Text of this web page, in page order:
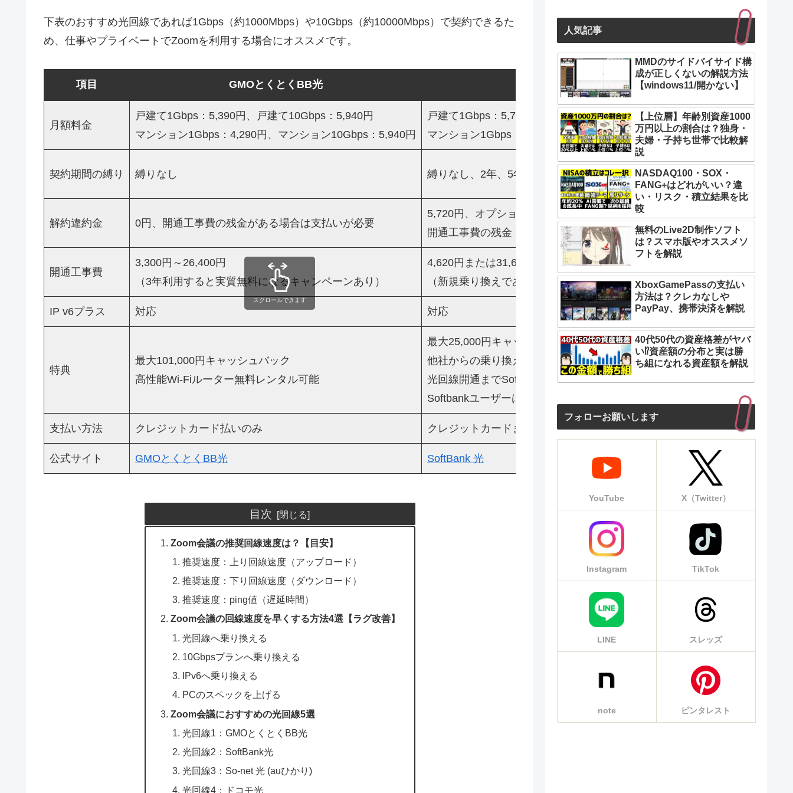
下表のおすすめ光回線であれば1Gbps（約1000Mbps）や10Gbps（約10000Mbps）で契約できるた
め、仕事やプライベートでZoomを利用する場合にオススメです。
項目 GMOとくとくBB光 Softbank光
月額料金
戸建て1Gbps：5,390円、戸建て10Gbps：5,940円
マンション1Gbps：4,290円、マンション10Gbps：5,940円
戸建て1Gbps：5,720円、戸建て10Gbps：6,380円
マンション1Gbps：4,180円、マンション10Gbps：6,380円
戸建て
マンショ
契約期間の縛り 縛りなし 縛りなし、2年、5年から選べる
解約違約金 0円、開通工事費の残金がある場合は支払いが必要
5,720円、オプションありでも最大16,500円まで
開通工事費の残金
開通工事費
3,300円～26,400円
（3年利用すると実質無料になるキャンペーンあり）
4,620円または31,680円
（新規乗り換えであれば2年利用で無料）
IP v6プラス 対応 対応 対応
特典
最大101,000円キャッシュバック
高性能Wi-Fiルーター無料レンタル可能
最大25,000円キャッシュバック
他社からの乗り換えで6か月間は月額料金980円
光回線開通までSoftBank AirかポケットWi-Fiの無料レンタル可能
Softbankユーザーは追加の割引あり
最大
他社から
IP v6プラ
auユーザ
支払い方法 クレジットカード払いのみ クレジットカードまたは口座振替 クレジッ
公式サイト GMOとくとくBB光 SoftBank 光
スクロールできます
目次
Zoom会議の推奨回線速度は？【目安】
推奨速度：上り回線速度（アップロード）
推奨速度：下り回線速度（ダウンロード）
推奨速度：ping値（遅延時間）
Zoom会議の回線速度を早くする方法4選【ラグ改善】
光回線へ乗り換える
10Gbpsプランへ乗り換える
IPv6へ乗り換える
PCのスペックを上げる
Zoom会議におすすめの光回線5選
光回線1：GMOとくとくBB光
光回線2：SoftBank光
光回線3：So-net 光 (auひかり)
光回線4：ドコモ光
人気記事
MMDのサイドバイサイド構
成が正しくないの解説方法
【windows11/開かない】
【上位層】年齢別資産1000
万円以上の割合は？独身・
夫婦・子持ち世帯で比較解
説
NASDAQ100・SOX・
FANG+はどれがいい？違
い・リスク・積立結果を比
較
無料のLive2D制作ソフト
は？スマホ版やオススメソ
フトを解説
XboxGamePassの支払い
方法は？クレカなしや
PayPay、携帯決済を解説
40代50代の資産格差がヤバ
い⁉︎資産額の分布と実は勝
ち組になれる資産額を解説
フォローお願いします
YouTube X（Twitter）
Instagram TikTok
LINE スレッズ
note ピンタレスト